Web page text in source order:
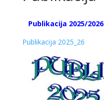
Publikacija 2025/2026
Publikacija 2025_26